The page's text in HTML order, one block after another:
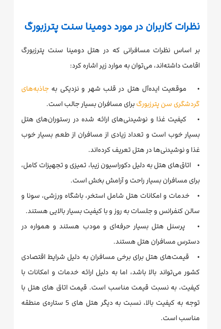
نظرات کاربران در مورد دومینا سنت پترزبورگ
بر اساس نظرات مسافرانی که در هتل دومینا سنت پترزبورگ
اقامت داشته‌اند، می‌توان به موارد زیر اشاره کرد:
• موقعیت ایده‌آل هتل در قلب شهر و نزدیکی به جاذبه‌های
گردشگری سن پترزبورگبرای مسافران بسیار جالب است.
• کیفیت غذا و نوشیدنی‌های ارائه شده در رستوران‌های هتل
بسیار خوب است و تعداد زیادی از مسافران از طعم بسیار خوب
غذا و نوشیدنی‌ها در هتل تعریف کرده‌اند.
• اتاق‌های هتل به دلیل دکوراسیون زیبا، تمیزی و تجهیزات کامل،
برای مسافران بسیار راحت و آرامش بخش است.
• خدمات و امکانات هتل شامل استخر، باشگاه ورزشی، سونا و
سالن کنفرانس و جلسات به روز و با کیفیت بسیار بالایی هستند.
• پرسنل هتل بسیار حرفه‌ای و مودب هستند و همواره در
دسترس مسافران هتل هستند.
• قیمت‌های هتل برای برخی مسافران به دلیل شرایط اقتصادی
کشور می‌تواند بالا باشد، اما به دلیل ارائه خدمات و امکانات با
کیفیت، به نسبت قیمت مناسب است. قیمت اتاق های هتل با
توجه به کیفیت بالا، نسبت به دیگر هتل های 5 ستاره‌ی منطقه
مناسب است.